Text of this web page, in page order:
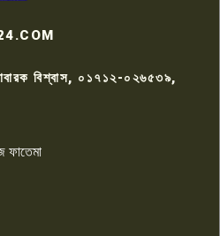
রাজশাহীতে সন্ত্রাসী হামলায় গুরুতর
চাঁদাবাজি ও হয়রানির অভিযোগ
বিশ্বাস, ০১৭১২-০২৬৫৩৯,
ফাতেমা